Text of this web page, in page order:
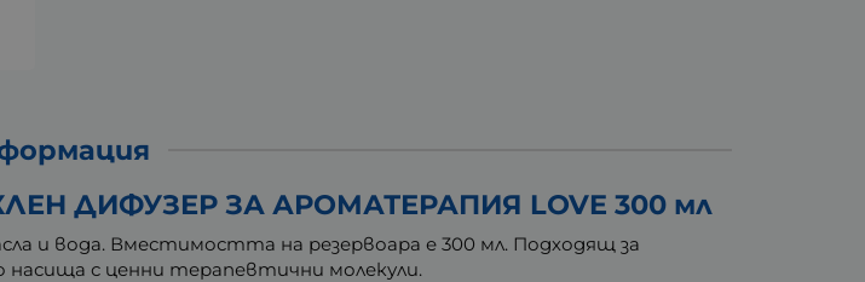
ДИФУЗЕР ЗА АРОМАТЕРАПИЯ LOVE 300 мл
и вода. Вместимостта на резервоара е 300 мл. Подходящ за
насища с ценни терапевтични молекули.